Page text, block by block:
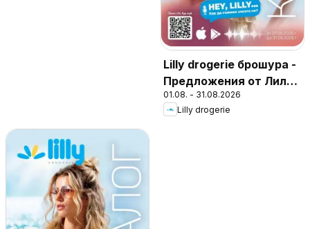
Lilly drogerie брошура -
Предложения от Лили
Дрогерие
01.08. - 31.08.2026
Lilly drogerie